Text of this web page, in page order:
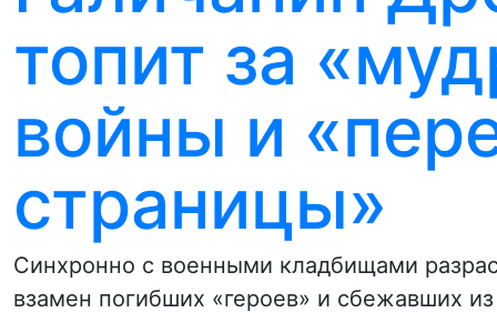
топит за
войны и
страницы»
Синхронно с военными кладбищами
взамен погибших «героев» и сбежавших